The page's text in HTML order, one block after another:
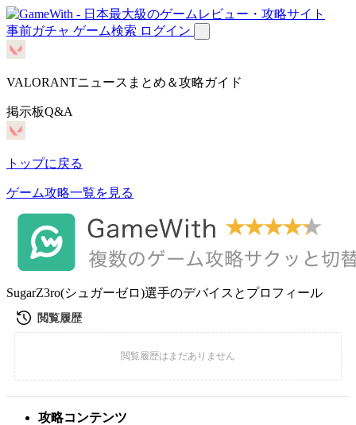
事前ガチャ ゲーム検索 ログイン
VALORANTニュースまとめ＆攻略ガイド
掲示板Q&A
トップに戻る
ゲーム攻略一覧を見る
SugarZ3ro(シュガーゼロ)選手のデバイスとプロフィール
攻略コンテンツ